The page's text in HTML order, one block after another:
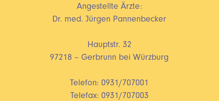
Angestellte Ärzte:
Dr. med. Jürgen Pannenbecker
Hauptstr. 32
97218 – Gerbrunn bei Würzburg
Telefon: 0931/707001
Telefax: 0931/707003